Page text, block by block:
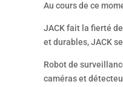
Au cours de ce
JACK fait la fierté
et durables, JACK
Robot de
caméras et